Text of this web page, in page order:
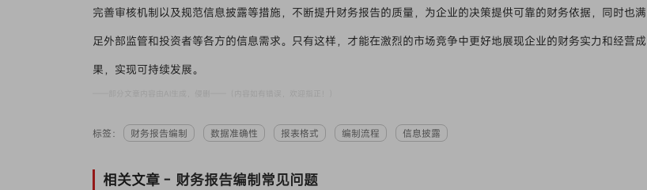
完善审核机制以及规范信息披露等措施，不断提升财务报告的质量，为企业的决策提供可靠的财务依据，同时也满
足外部监管和投资者等各方的信息需求。只有这样，才能在激烈的市场竞争中更好地展现企业的财务实力和经营成
果，实现可持续发展。
标签： 财务报告编制 数据准确性 报表格式 编制流程 信息披露
相关文章 - 财务报告编制常见问题